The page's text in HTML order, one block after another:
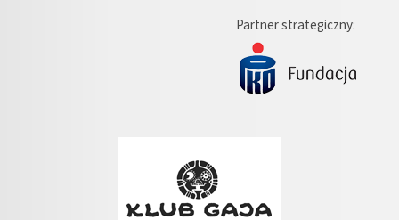
Partner strategiczny: